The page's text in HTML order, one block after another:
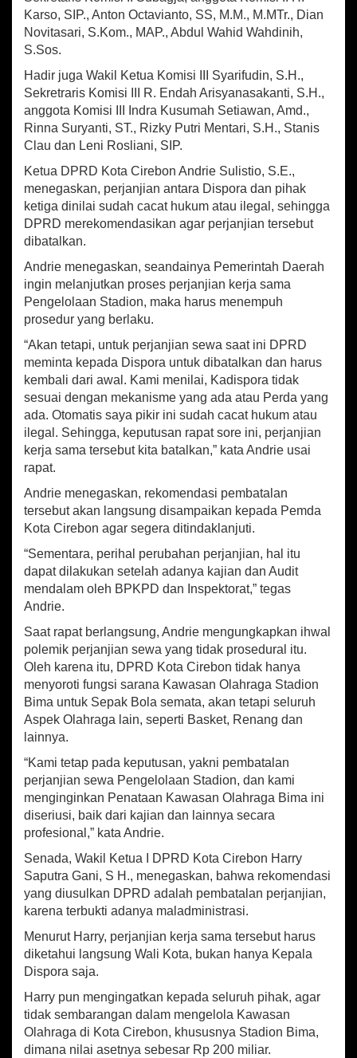
e
j
S
m
a
P
e
g
e
l
o
a
n
S
t
a
d
i
n
B
i
m
a
Karso, SIP., Anton Octavianto, SS, M.M., M.MTr., Dian
Novitasari, S.Kom., MAP., Abdul Wahid Wahdinih,
S.Sos.
Hadir juga Wakil Ketua Komisi III Syarifudin, S.H.,
Sekretraris Komisi III R. Endah Arisyanasakanti, S.H.,
anggota Komisi III Indra Kusumah Setiawan, Amd.,
Rinna Suryanti, ST., Rizky Putri Mentari, S.H., Stanis
Clau dan Leni Rosliani, SIP.
Ketua DPRD Kota Cirebon Andrie Sulistio, S.E.,
menegaskan, perjanjian antara Dispora dan pihak
ketiga dinilai sudah cacat hukum atau ilegal, sehingga
DPRD merekomendasikan agar perjanjian tersebut
dibatalkan.
Andrie menegaskan, seandainya Pemerintah Daerah
ingin melanjutkan proses perjanjian kerja sama
Pengelolaan Stadion, maka harus menempuh
prosedur yang berlaku.
“Akan tetapi, untuk perjanjian sewa saat ini DPRD
meminta kepada Dispora untuk dibatalkan dan harus
kembali dari awal. Kami menilai, Kadispora tidak
sesuai dengan mekanisme yang ada atau Perda yang
ada. Otomatis saya pikir ini sudah cacat hukum atau
ilegal. Sehingga, keputusan rapat sore ini, perjanjian
kerja sama tersebut kita batalkan,” kata Andrie usai
rapat.
Andrie menegaskan, rekomendasi pembatalan
tersebut akan langsung disampaikan kepada Pemda
Kota Cirebon agar segera ditindaklanjuti.
“Sementara, perihal perubahan perjanjian, hal itu
dapat dilakukan setelah adanya kajian dan Audit
mendalam oleh BPKPD dan Inspektorat,” tegas
Andrie.
Saat rapat berlangsung, Andrie mengungkapkan ihwal
polemik perjanjian sewa yang tidak prosedural itu.
Oleh karena itu, DPRD Kota Cirebon tidak hanya
menyoroti fungsi sarana Kawasan Olahraga Stadion
Bima untuk Sepak Bola semata, akan tetapi seluruh
Aspek Olahraga lain, seperti Basket, Renang dan
lainnya.
“Kami tetap pada keputusan, yakni pembatalan
perjanjian sewa Pengelolaan Stadion, dan kami
menginginkan Penataan Kawasan Olahraga Bima ini
diseriusi, baik dari kajian dan lainnya secara
profesional,” kata Andrie.
Senada, Wakil Ketua I DPRD Kota Cirebon Harry
Saputra Gani, S H., menegaskan, bahwa rekomendasi
yang diusulkan DPRD adalah pembatalan perjanjian,
karena terbukti adanya maladministrasi.
Menurut Harry, perjanjian kerja sama tersebut harus
diketahui langsung Wali Kota, bukan hanya Kepala
Dispora saja.
Harry pun mengingatkan kepada seluruh pihak, agar
tidak sembarangan dalam mengelola Kawasan
Olahraga di Kota Cirebon, khususnya Stadion Bima,
dimana nilai asetnya sebesar Rp 200 miliar.